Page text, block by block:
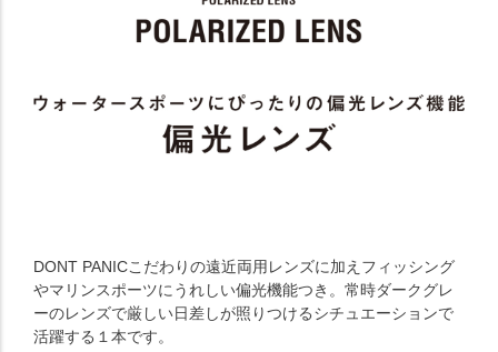
DONT PANICこだわりの遠近両用レンズに加えフィッシング
やマリンスポーツにうれしい偏光機能つき。常時ダークグレ
ーのレンズで厳しい日差しが照りつけるシチュエーションで
活躍する１本です。